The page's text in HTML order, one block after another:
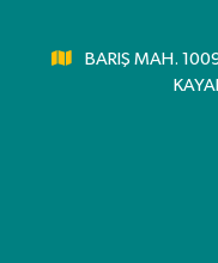
BARIŞ MAH.